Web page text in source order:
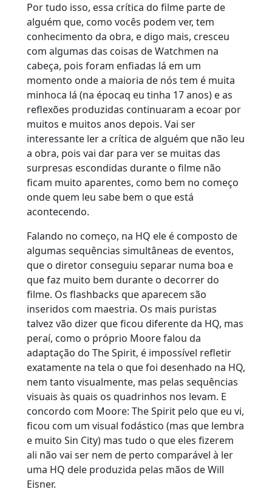
Por tudo isso, essa crítica do filme parte de
alguém que, como vocês podem ver, tem
conhecimento da obra, e digo mais, cresceu
com algumas das coisas de Watchmen na
cabeça, pois foram enfiadas lá em um
momento onde a maioria de nós tem é muita
minhoca lá (na épocaq eu tinha 17 anos) e as
reflexões produzidas continuaram a ecoar por
muitos e muitos anos depois. Vai ser
interessante ler a crítica de alguém que não leu
a obra, pois vai dar para ver se muitas das
surpresas escondidas durante o filme não
ficam muito aparentes, como bem no começo
onde quem leu sabe bem o que está
acontecendo.
Falando no começo, na HQ ele é composto de
algumas sequências simultâneas de eventos,
que o diretor conseguiu separar numa boa e
que faz muito bem durante o decorrer do
filme. Os flashbacks que aparecem são
inseridos com maestria. Os mais puristas
talvez vão dizer que ficou diferente da HQ, mas
peraí, como o próprio Moore falou da
adaptação do The Spirit, é impossível refletir
exatamente na tela o que foi desenhado na HQ,
nem tanto visualmente, mas pelas sequências
visuais às quais os quadrinhos nos levam. E
concordo com Moore: The Spirit pelo que eu vi,
ficou com um visual fodástico (mas que lembra
e muito Sin City) mas tudo o que eles fizerem
ali não vai ser nem de perto comparável à ler
uma HQ dele produzida pelas mãos de Will
Eisner.